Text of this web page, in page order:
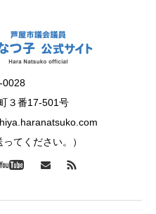
0028
３番17-501号
てください。）